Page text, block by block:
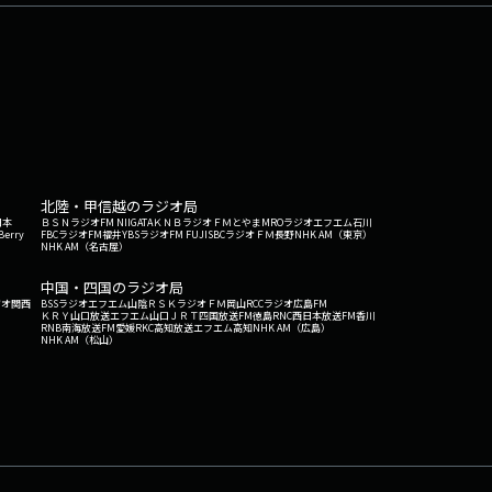
本
北陸・甲信越のラジオ局
ＢＳＮラジオFM NIIGATAＫＮＢラジオ ＦＭとやまMROラジオエフエム石川
FBCラジオFM福井YBSラジオFM FUJISBCラジオ ＦＭ長野NHK AM（東京）
NHK AM（名古屋）
関西
中国・四国のラジオ局
BSSラジオエフエム山陰ＲＳＫラジオ ＦＭ岡山RCCラジオ広島FM
ＫＲＹ山口放送エフエム山口 ＪＲＴ四国放送FM徳島RNC西日本放送FM香川
RNB南海放送FM愛媛RKC高知放送エフエム高知NHK AM（広島）
NHK AM（松山）